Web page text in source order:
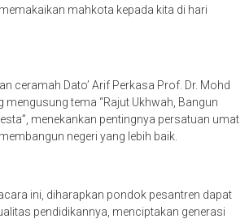
mahkota kepada kita di hari
ceramah Dato’ Arif Perkasa Prof. Dr. Mohd
mengusung tema “Rajut Ukhwah, Bangun
menekankan pentingnya persatuan umat
negeri yang lebih baik.
ini, diharapkan pondok pesantren dapat
pendidikannya, menciptakan generasi